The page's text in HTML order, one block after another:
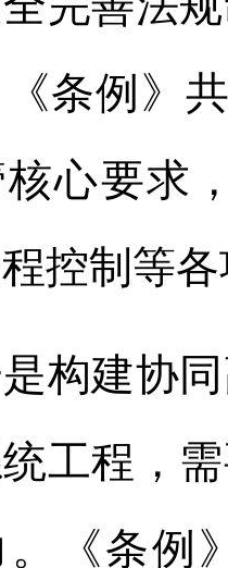
条例》
心要求
控制等
建协同
工程，
。《条例